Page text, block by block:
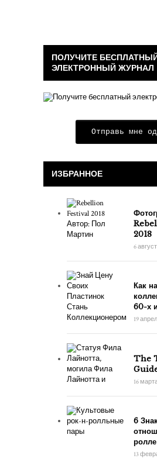
ПОЛУЧИТЕ
ЭЛЕКТРОННЫЙ ЖУРНАЛ
Отправь мне
ИЗБРАННОЕ
2018
6
Как
60-х
19
The
16
6
ролле
13